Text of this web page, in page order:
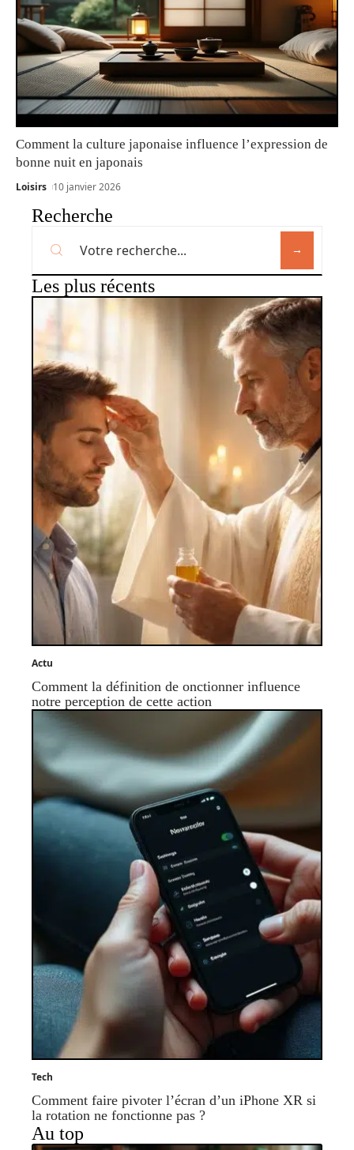
Comment la culture japonaise influence l’expression de
bonne nuit en japonais
Loisirs 10 janvier 2026
Recherche
Les plus récents
Actu
Comment la définition de onctionner influence
notre perception de cette action
Tech
Comment faire pivoter l’écran d’un iPhone XR si
la rotation ne fonctionne pas ?
Au top